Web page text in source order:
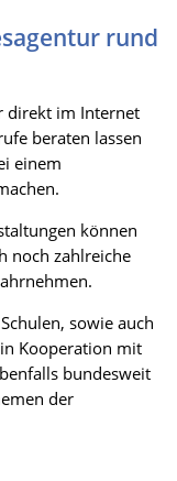
rund
direkt im Internet
beraten lassen
einem
können
noch zahlreiche
sowie auch
Kooperation mit
bundesweit
der